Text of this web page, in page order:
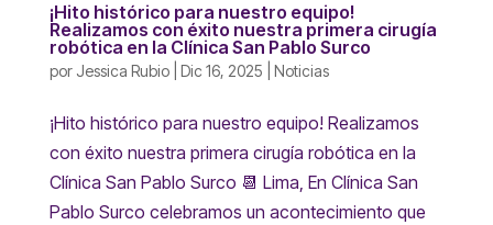
¡Hito histórico para nuestro equipo!
Realizamos con éxito nuestra primera cirugía
robótica en la Clínica San Pablo Surco
por Jessica Rubio| Dic 16, 2025 Noticias
¡Hito histórico para nuestro equipo! Realizamos
con éxito nuestra primera cirugía robótica en la
Clínica San Pablo Surco 📆 Lima, En Clínica San
Pablo Surco celebramos un acontecimiento que